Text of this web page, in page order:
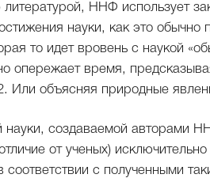
ННФ использует
науки, как это обычно
то идет вровень с наукой
опережает время,
Или объясняя природные
науки, создаваемой авторами
от ученых)
соответствии с полученными